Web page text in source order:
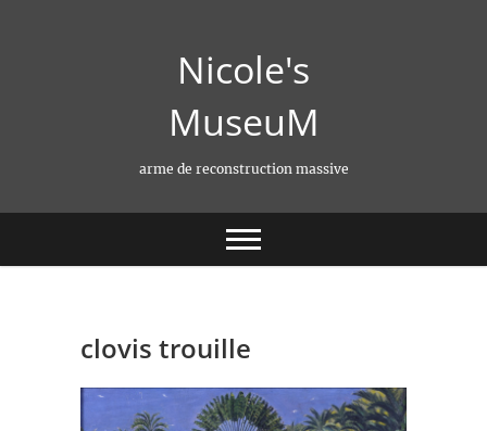
Nicole's
MuseuM
arme de reconstruction massive
clovis trouille